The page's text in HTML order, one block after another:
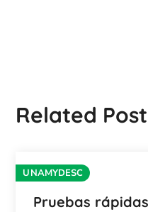
Related
UNAMYDESC
Pruebas